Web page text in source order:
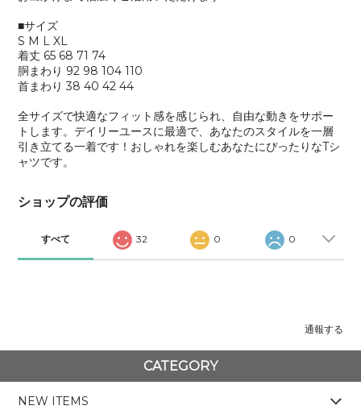
■サイズ
S M L XL
着丈 65 68 71 74
胴まわり 92 98 104 110
首まわり 38 40 42 44
全サイズで快適なフィット感を感じられ、自由な動きをサポー
トします。デイリーユースに最適で、あなたのスタイルを一層
引き立てる一着です！おしゃれを楽しむあなたにぴったりなTシ
ャツです。
ショップの評価
すべて 32 0 0
通報する
CATEGORY
NEW ITEMS